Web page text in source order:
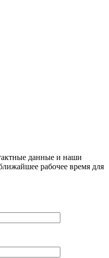
данные и наши
рабочее время для